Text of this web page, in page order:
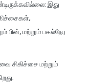
: இது
பின், மற்றும் பகல்நேர
சிகிச்சை மற்றும்